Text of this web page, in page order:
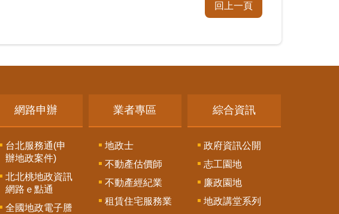
回上一頁
網路申辦
台北服務通(申
辦地政案件)
北北桃地政資訊
網路ｅ點通
全國地政電子謄
業者專區
地政士
不動產估價師
不動產經紀業
租賃住宅服務業
綜合資訊
政府資訊公開
志工園地
廉政園地
地政講堂系列